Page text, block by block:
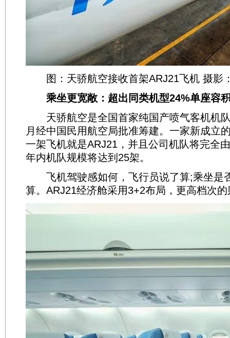
图：天骄航空接收首架ARJ21飞机 摄影
乘坐更宽敞：超出同类机型24%单座容
天骄航空是全国首家纯国产喷气客机机
月经中国民用航空局批准筹建。一家新成立
一架飞机就是ARJ21，并且公司机队将完全
年内机队规模将达到25架。
飞机驾驶感如何，飞行员说了算;乘坐是
算。ARJ21经济舱采用3+2布局，更高档次